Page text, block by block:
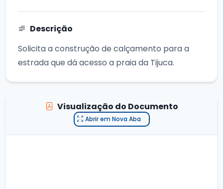
Descrição
Solicita a construção de calçamento para a
estrada que dá acesso a praia da Tijuca.
Visualização do Documento
Abrir em Nova Aba